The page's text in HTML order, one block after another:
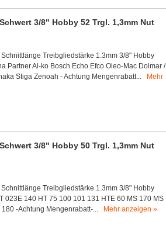
3/8" Hobby 52 Trgl. 1,3mm Nut
Treibgliedstärke 1.3mm 3/8" Hobby
Partner Al-ko Bosch Echo Efco Oleo-Mac Dolmar /
Stiga Zenoah - Achtung Mengenrabatt...
Mehr
3/8" Hobby 50 Trgl. 1,3mm Nut
Treibgliedstärke 1.3mm 3/8" Hobby
023E 140 HT 75 100 101 131 HTE 60 MS 170 MS
-Achtung Mengenrabatt-...
Mehr anzeigen »